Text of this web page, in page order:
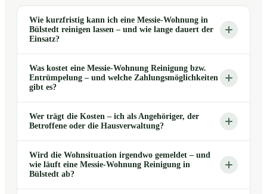
Wie kurzfristig kann ich eine Messie-Wohnung in
Bülstedt reinigen lassen – und wie lange dauert der
Einsatz?
Was kostet eine Messie-Wohnung Reinigung bzw.
Entrümpelung – und welche Zahlungsmöglichkeiten
gibt es?
Wer trägt die Kosten – ich als Angehöriger, der
Betroffene oder die Hausverwaltung?
Wird die Wohnsituation irgendwo gemeldet – und
wie läuft eine Messie-Wohnung Reinigung in
Bülstedt ab?